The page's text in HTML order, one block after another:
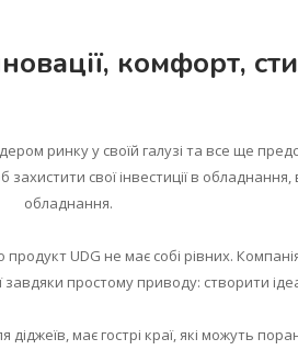
комфорт,
ринку у своїй галузі та все ще
свої інвестиції в
обладнання.
UDG не має собі рівних.
завдяки простому приводу: створити
має гострі краї, які можуть